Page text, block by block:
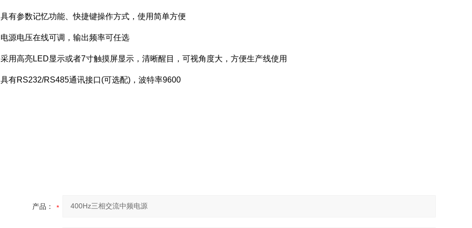
具有参数记忆功能、快捷键操作方式，使用简单方便
电源电压在线可调，输出频率可任选
采用高亮LED显示或者7寸触摸屏显示，清晰醒目，可视角度大，方便生产线使用
具有RS232/RS485通讯接口(可选配)，波特率9600
产品：